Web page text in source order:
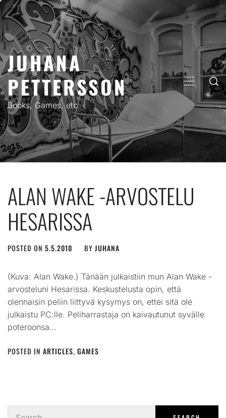
Skip
to
content
JUHANA
PETTERSSON
Books, Games, etc.
PRIMARY
MENU
ALAN WAKE -ARVOSTELU
HESARISSA
POSTED ON 5.5.2010 BY JUHANA
(Kuva: Alan Wake.) Tänään julkaistiin mun Alan Wake -
arvosteluni Hesarissa. Keskustelusta opin, että
olennaisin peliin liittyvä kysymys on, ettei sitä ole
julkaistu PC:lle. Peliharrastaja on kaivautunut syvälle
poteroonsa…
POSTED IN ARTICLES, GAMES